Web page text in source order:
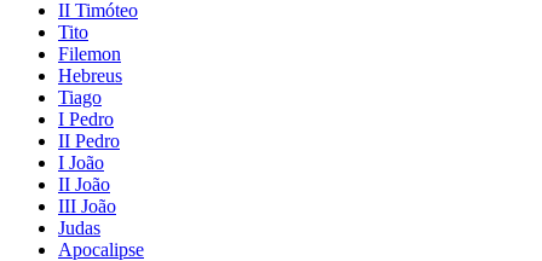
II Timóteo
Tito
Filemon
Hebreus
Tiago
I Pedro
II Pedro
I João
II João
III João
Judas
Apocalipse